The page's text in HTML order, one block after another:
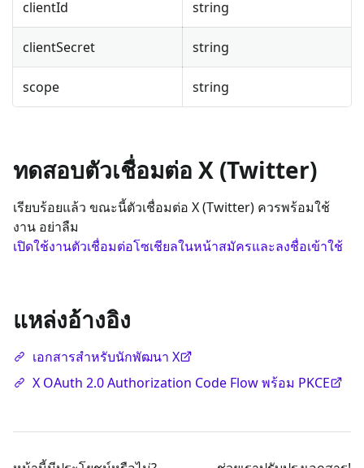
clientId string
clientSecret string
scope string
ทดสอบตัวเชื่อมต่อ X (Twitter)
เรียบร้อยแล้ว ขณะนี้ตัวเชื่อมต่อ X (Twitter) ควรพร้อมใช้
งาน อย่าลืม
เปิดใช้งานตัวเชื่อมต่อโซเชียลในหน้าสมัครและลงชื่อเข้าใช้
แหล่งอ้างอิง
เอกสารสำหรับนักพัฒนา X
X OAuth 2.0 Authorization Code Flow พร้อม PKCE